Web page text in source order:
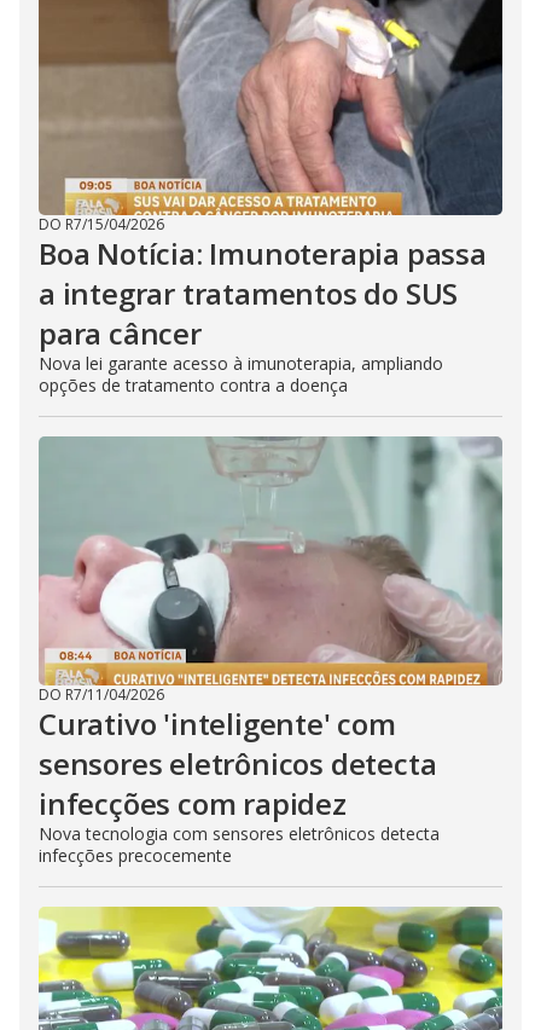
DO R7/15/04/2026
Boa Notícia: Imunoterapia passa
a integrar tratamentos do SUS
para câncer
Nova lei garante acesso à imunoterapia, ampliando
opções de tratamento contra a doença
DO R7/11/04/2026
Curativo 'inteligente' com
sensores eletrônicos detecta
infecções com rapidez
Nova tecnologia com sensores eletrônicos detecta
infecções precocemente